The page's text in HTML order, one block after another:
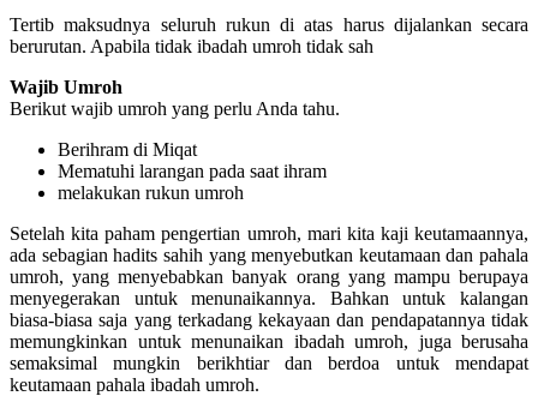
Tertib maksudnya seluruh rukun di atas harus dijalankan secara
berurutan. Apabila tidak ibadah umroh tidak sah
Wajib Umroh
Berikut wajib umroh yang perlu Anda tahu.
Berihram di Miqat
Mematuhi larangan pada saat ihram
melakukan rukun umroh
Setelah kita paham pengertian umroh, mari kita kaji keutamaannya,
ada sebagian hadits sahih yang menyebutkan keutamaan dan pahala
umroh, yang menyebabkan banyak orang yang mampu berupaya
menyegerakan untuk menunaikannya. Bahkan untuk kalangan
biasa-biasa saja yang terkadang kekayaan dan pendapatannya tidak
memungkinkan untuk menunaikan ibadah umroh, juga berusaha
semaksimal mungkin berikhtiar dan berdoa untuk mendapat
keutamaan pahala ibadah umroh.